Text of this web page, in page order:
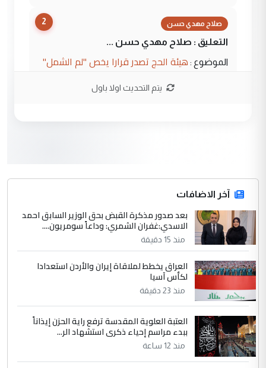
2 صلاح مهدي حسن
التعليق : صلاح مهدي حسن ...
الموضوع : هيئة الحج تصدر قرارا يخص "لم الشمل"
hadi
التعليق : تحيه اخويه حسينيه اي انسان مهما
كان محدود المعرفه بتفاصيل احداث المنطقه
يقول بما لايقبل ...
الموضوع :
أردوغان يؤكد ان اتفاقية مكة للدفاع
المشترك لا تستهدف أية دولة ومفتوحة لانضمام
الدول الشقيقة
5 يوسف غزوان عصمت
التعليق : بكالوريوس فيزياء طبية متزوج و
زوجتي أيضا بكالوريوس سكني بغداد أرغب في
يتم التحديث اولا باول
آخر الاضافات
بعد صدور مذكرة القبض بحق الوزير السابق احمد
الاسدي:غفران الشمري: وداعاً سومريون....
منذ 15 دقيقة
العراق يخطط لملاقاة إيران والأردن استعدادا
لكأس آسيا
منذ 23 دقيقة
العتبة العلوية المقدسة ترفع راية الحزن إيذاناً
ببدء مراسم إحياء ذكرى استشهاد الر...
منذ 12 ساعة